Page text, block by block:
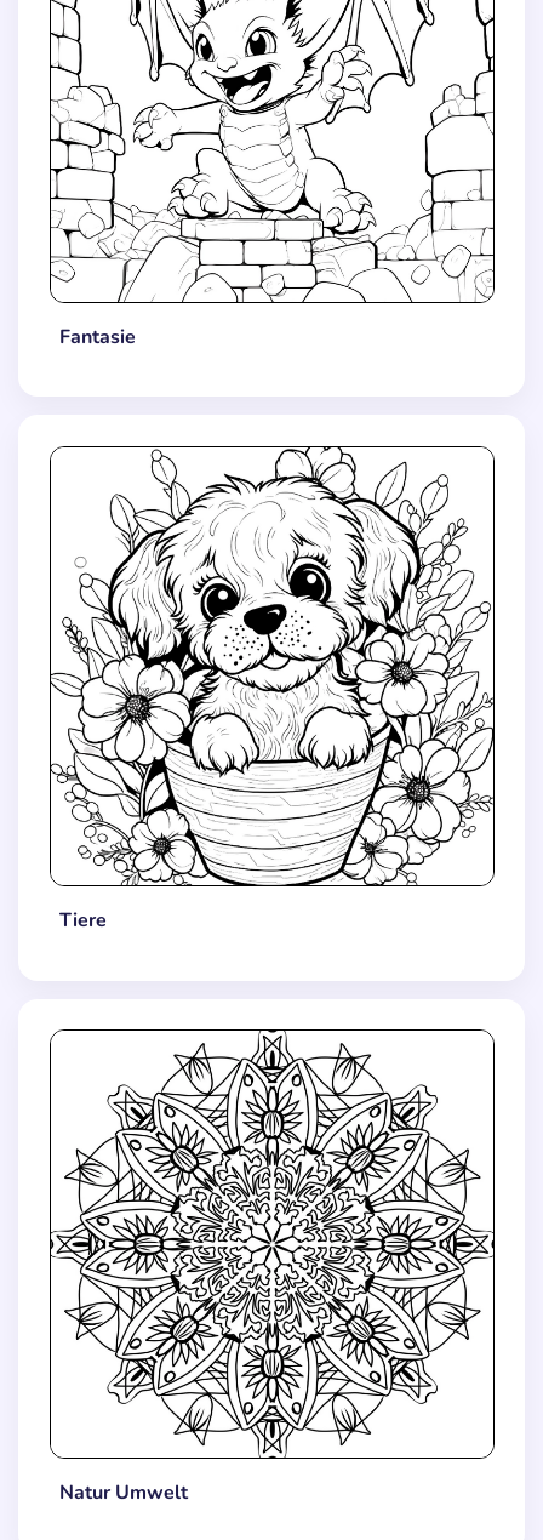
Fantasie
Tiere
Natur Umwelt